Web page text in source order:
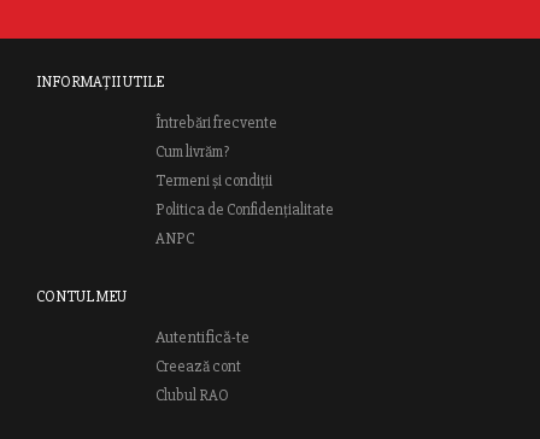
INFORMAȚII UTILE
Întrebări frecvente
Cum livrăm?
Termeni și condiții
Politica de Confidențialitate
ANPC
CONTUL MEU
Autentifică-te
Creează cont
Clubul RAO